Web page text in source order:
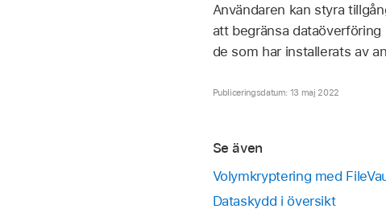
Användaren kan styra
att begränsa
de som har installerats av
Publiceringsdatum: 13 maj 2022
Se även
Volymkryptering med
Dataskydd i översikt